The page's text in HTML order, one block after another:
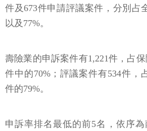
件及673件申請評議案件，分別占
以及77%。
壽險業的申訴案件有1,221件，占
件中的70%；評議案件有534件，
件的79%。
申訴率排名最低的前5名，依序